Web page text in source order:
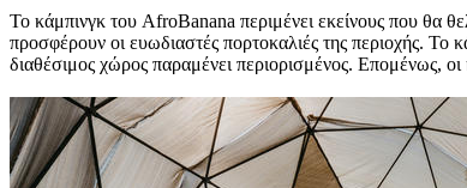
Το κάμπινγκ του AfroBanana περιμένει εκείνους που θα
προσφέρουν οι ευωδιαστές πορτοκαλιές της περιοχής. Το
διαθέσιμος χώρος παραμένει περιορισμένος. Επομένως,